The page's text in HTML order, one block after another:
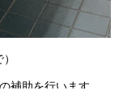
補助を行います。